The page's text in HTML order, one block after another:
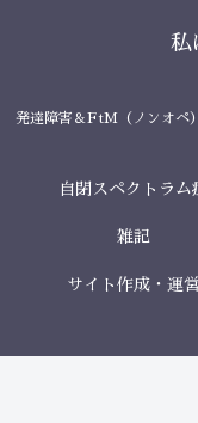
私
発達障害＆FtM（ノンオペ
自閉スペクトラム
雑記
サイト作成・運